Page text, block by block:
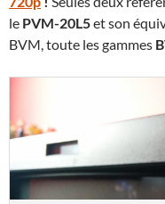
le PVM-20L5et son
BVM, toute les gammes